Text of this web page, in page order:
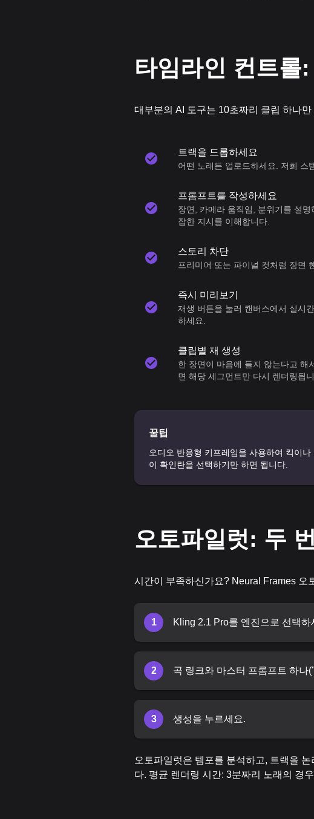
타임라인 컨트롤
대부분의 AI 도구는 10초짜리 클립 하나
트랙을 드롭하세요
어떤 노래든 업로드하세요. 저희 스
프롬프트를 작성하세요
장면, 카메라 움직임, 분위기를 설
잡한 지시를 이해합니다.
스토리 차단
프리미어 또는 파이널 컷처럼 장면
즉시 미리보기
재생 버튼을 눌러 캔버스에서 실시
하세요.
클립별 재 생성
한 장면이 마음에 들지 않는다고 해
면 해당 세그먼트만 다시 렌더링됩
꿀팁
오디오 반응형 키프레임을 사용하여 킥이
이 확인란을 선택하기만 하면 됩니다.
오토파일럿: 두
시간이 부족하신가요? Neural Frames 오
1 Kling 2.1 Pro를 엔진으로 선택하
2 곡 링크와 마스터 프롬프트 하나
3 생성을 누르세요.
오토파일럿은 템포를 분석하고, 트랙을
다. 평균 렌더링 시간: 3분짜리 노래의 경